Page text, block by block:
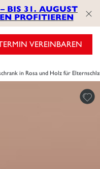
BIS 31. AUGUST
PROFITIEREN
VEREINBAREN
in Rosa und Holz für